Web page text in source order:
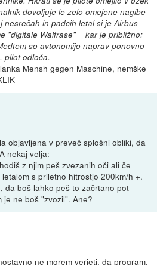
dovoljuje le zelo omejene nagibe
nesrečah in padcih letal si je Airbus
"digitale Walfrase" = kar je približno:
so avtonomijo naprav ponovno
pilot odloča.
Mensh gegen Maschine, nemške
objavljena v preveč splošni obliki, da
nekaj velja:
z njim peš zvezanih oči ali če
s priletno hitrostjo 200km/h +.
da boš lahko peš to začrtano pot
ne boš "zvozil". Ane?
ne morem verjeti, da program,